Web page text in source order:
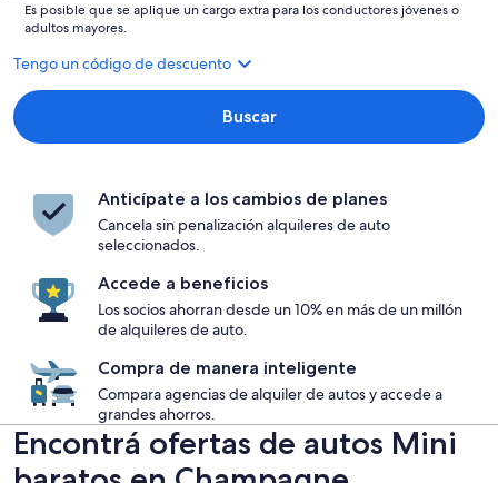
Es posible que se aplique un cargo extra para los conductores jóvenes o
adultos mayores.
Tengo un código de descuento
Buscar
Anticípate a los cambios de planes
Cancela sin penalización alquileres de auto
seleccionados.
Accede a beneficios
Los socios ahorran desde un 10% en más de un millón
de alquileres de auto.
Compra de manera inteligente
Compara agencias de alquiler de autos y accede a
grandes ahorros.
Encontrá ofertas de autos Mini